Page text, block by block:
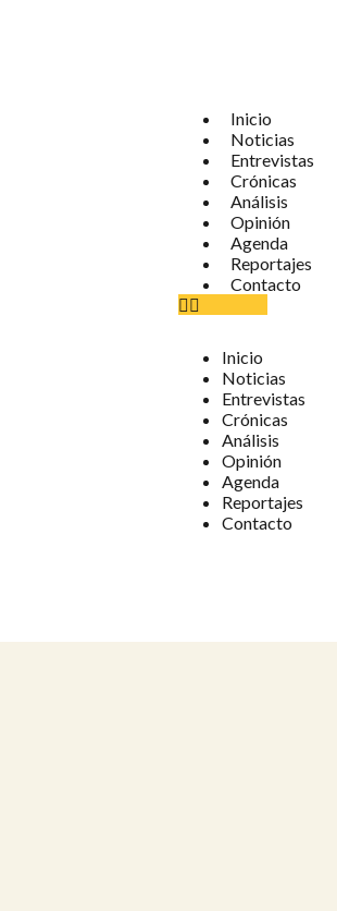
Inicio
Noticias
Entrevistas
Crónicas
Análisis
Opinión
Agenda
Reportajes
Contacto
Inicio
Noticias
Entrevistas
Crónicas
Análisis
Opinión
Agenda
Reportajes
Contacto